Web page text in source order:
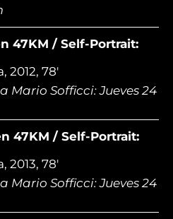
47KM / Self-Portrait:
2012, 78'
Mario Sofficci: Jueves 24
47KM / Self-Portrait:
2013, 78'
Mario Sofficci: Jueves 24